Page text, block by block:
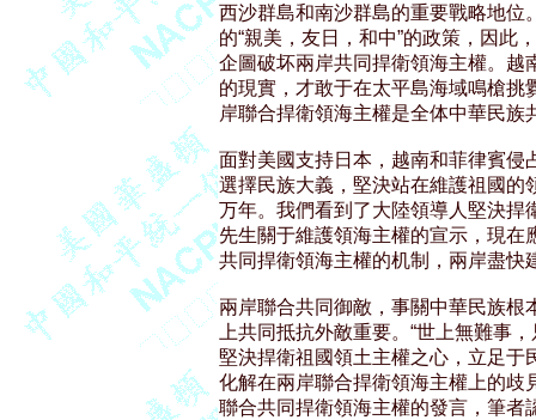
西沙群島和南沙群島的重要戰略地位
的“親美，友日，和中”的政策，因此
企圖破坏兩岸共同捍衛領海主權。越
的現實，才敢于在太平島海域鳴槍
岸聯合捍衛領海主權是全体中華民
面對美國支持日本，越南和菲律賓侵
選擇民族大義，堅決站在維護祖國的
万年。我們看到了大陸領導人堅決捍
先生關于維護領海主權的宣示，現
共同捍衛領海主權的机制，兩岸盡快
兩岸聯合共同御敵，事關中華民族
上共同抵抗外敵重要。“世上無難事
堅決捍衛祖國領土主權之心，立足于
化解在兩岸聯合捍衛領海主權上的歧
聯合共同捍衛領海主權的發言，筆者